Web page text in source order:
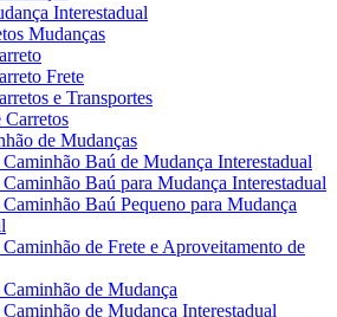
Interestadual
Mudanças
Frete
e Transportes
Carretos
de Mudanças
Caminhão Baú de Mudança Interestadual
Baú para Mudança Interestadual
Baú Pequeno para Mudança
Caminhão de Frete e Aproveitamento de
de Mudança
de Mudança Interestadual